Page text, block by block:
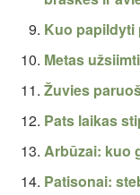
Kuo papildyti
Metas
Žuvies
Pats laikas
Arbūzai: kuo
Patisonai: